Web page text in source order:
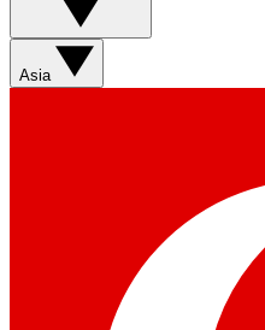
Asia